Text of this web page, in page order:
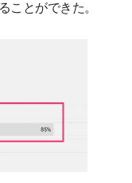
ことができた。